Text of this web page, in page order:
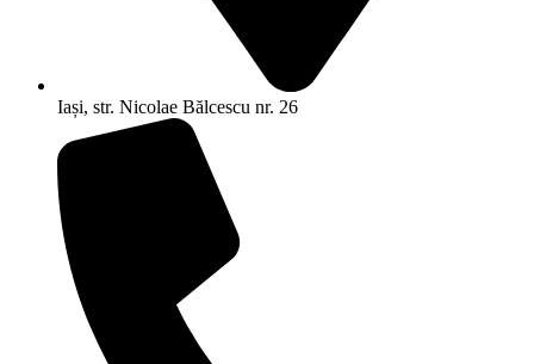
Iași, str. Nicolae Bălcescu nr. 26